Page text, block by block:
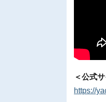
＜公式
https://